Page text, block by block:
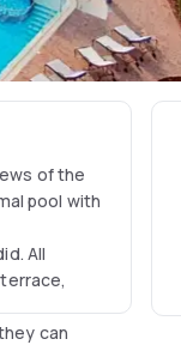
of the
pool with
All
can